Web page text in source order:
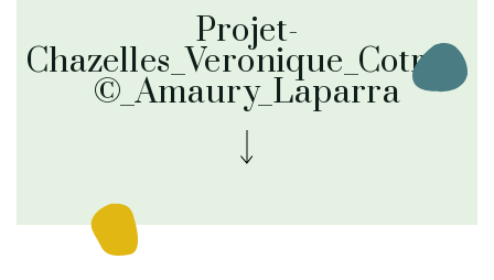
Projet-
Chazelles_Veronique_Cotrel_
©_Amaury_Laparra